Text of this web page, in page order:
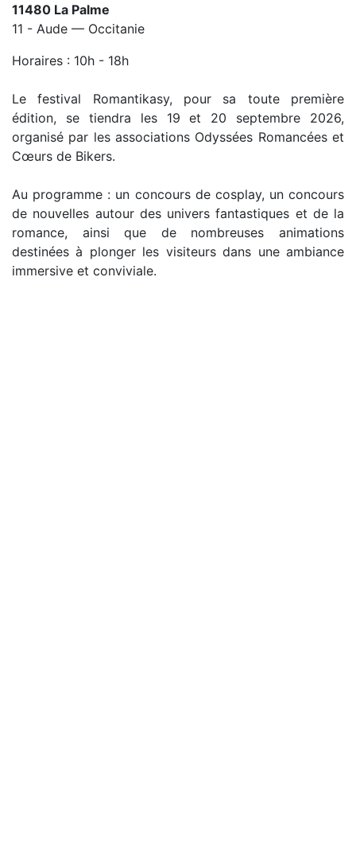
11480 La Palme
11 - Aude — Occitanie
Horaires : 10h - 18h
Le festival Romantikasy, pour sa toute première
édition, se tiendra les 19 et 20 septembre 2026,
organisé par les associations Odyssées Romancées et
Cœurs de Bikers.
Au programme : un concours de cosplay, un concours
de nouvelles autour des univers fantastiques et de la
romance, ainsi que de nombreuses animations
destinées à plonger les visiteurs dans une ambiance
immersive et conviviale.